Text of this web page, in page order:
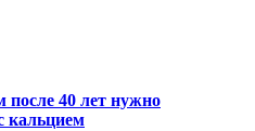
40 лет нужно
кальцием